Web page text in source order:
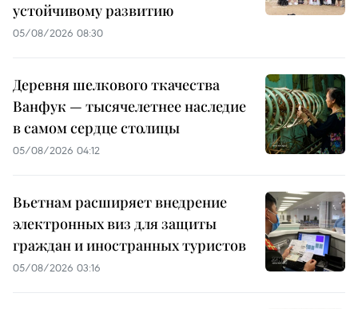
устойчивому развитию
05/08/2026 08:30
Деревня шелкового ткачества
Ванфук — тысячелетнее наследие
в самом сердце столицы
05/08/2026 04:12
Вьетнам расширяет внедрение
электронных виз для защиты
граждан и иностранных туристов
05/08/2026 03:16